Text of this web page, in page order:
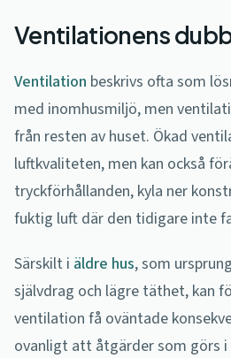
Ventilationens
Ventilation beskrivs ofta som
med inomhusmiljö, men
från resten av huset. Ökad
luftkvaliteten, men kan också
tryckförhållanden, kyla ner
fuktig luft där den tidigare inte
Särskilt i äldre hus, som
självdrag och lägre täthet, kan
ventilation få oväntade
ovanligt att åtgärder som görs